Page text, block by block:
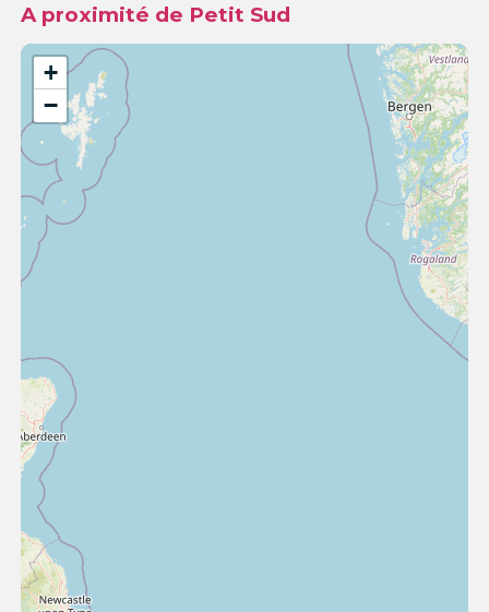
A proximité de Petit Sud
+
−